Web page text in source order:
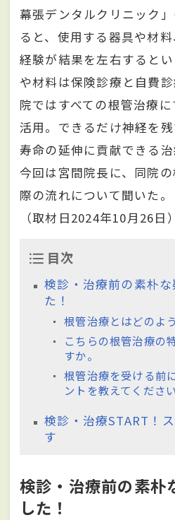
幕張デンタルクリニック
ると、使用する器具や材
経験が結果を左右すると
や材料は保険診療と自費
院ではすべての根管治療
活用。できるだけ神経を
寿命の延伸に貢献できる治
今回は宮間院長に、同院
際の流れについて聞いた。
（取材日2024年10月26日）
目次
検診・治療前の素朴
た！
根管治療とはどのよ
こちらの根管治療の
すか。
根管治療を受ける前
ントを教えてください
検診・治療START！
す
検診・治療前の素朴
した！